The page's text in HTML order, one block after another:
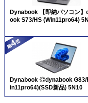
Dynabook 【即納パソコン】
ook S73/HS (Win11pro64)
Dynabook ◎dynabook G83/
in11pro64)(SSD新品) 5N10